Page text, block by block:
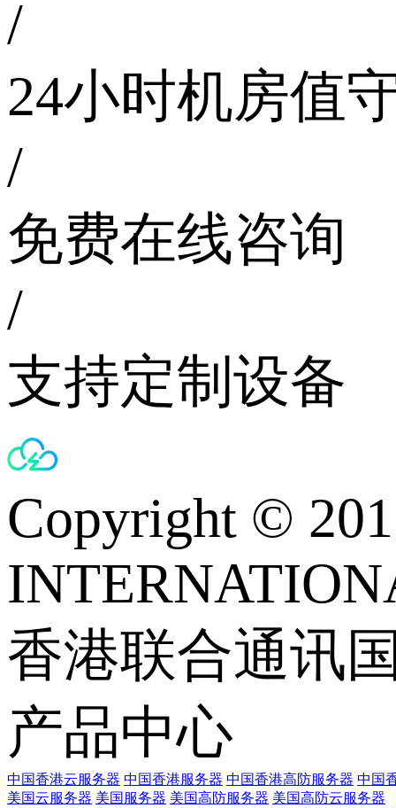
/
24小时机房值
/
免费在线咨询
/
支持定制设备
Copyright ©
香港联合通讯
产品中心
中国香港云服务器 中国香港服务器 中国香港高防服务器 中国
美国云服务器 美国服务器 美国高防服务器 美国高防云服务器